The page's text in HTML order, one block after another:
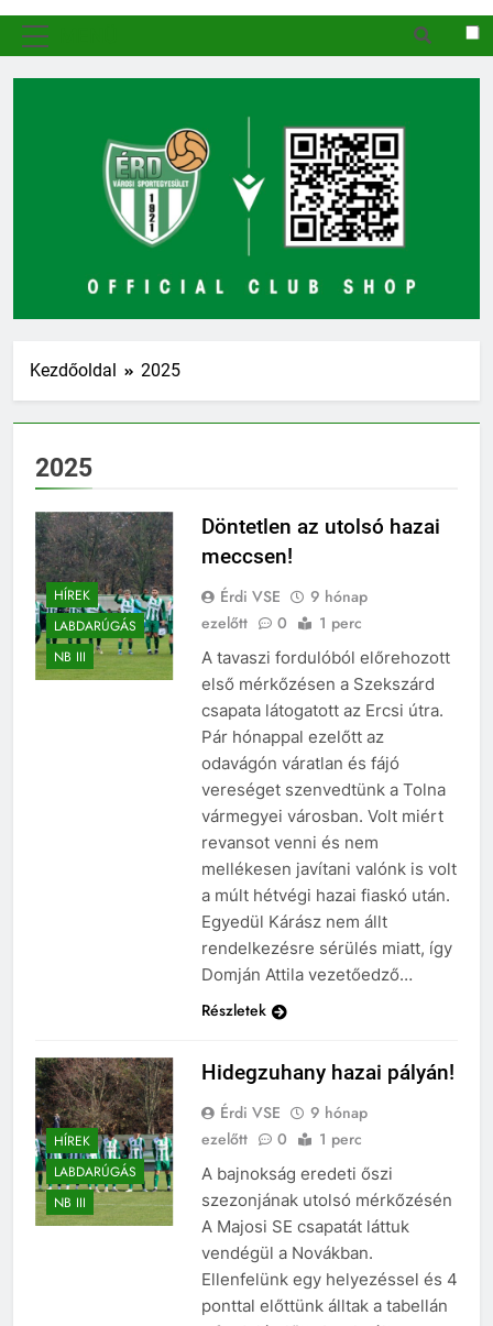
Kezdőoldal 2025
2025
HÍREK
LABDARÚGÁS
NB III
Döntetlen az utolsó hazai
meccsen!
Érdi VSE
9 hónap
ezelőtt
0 1 perc
A tavaszi fordulóból előrehozott
első mérkőzésen a Szekszárd
csapata látogatott az Ercsi útra.
Pár hónappal ezelőtt az
odavágón váratlan és fájó
vereséget szenvedtünk a Tolna
vármegyei városban. Volt miért
revansot venni és nem
mellékesen javítani valónk is volt
a múlt hétvégi hazai fiaskó után.
Egyedül Kárász nem állt
rendelkezésre sérülés miatt, így
Domján Attila vezetőedző…
Részletek
HÍREK
LABDARÚGÁS
NB III
Hidegzuhany hazai pályán!
Érdi VSE
9 hónap
ezelőtt
0 1 perc
A bajnokság eredeti őszi
szezonjának utolsó mérkőzésén
A Majosi SE csapatát láttuk
vendégül a Novákban.
Ellenfelünk egy helyezéssel és 4
ponttal előttünk álltak a tabellán